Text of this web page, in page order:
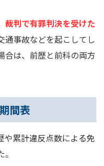
裁判で有罪判決を受けた
通事故などを起こしてし
合は、前歴と前科の両方
間表
や累計違反点数による免